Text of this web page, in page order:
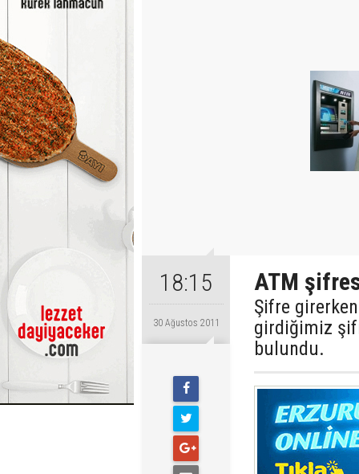
18:15
30 Ağustos 2011
ATM
Şifre
girdiğimiz
bulundu.